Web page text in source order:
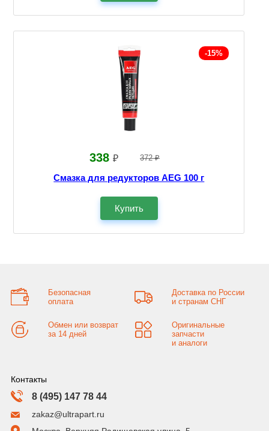
-15%
338 ₽ 372 ₽
Смазка для редукторов AEG 100 г
Купить
Безопасная
оплата
Доставка по России
и странам СНГ
Обмен или возврат
за 14 дней
Оригинальные
запчасти
и аналоги
Контакты
8 (495) 147 78 44
zakaz@ultrapart.ru